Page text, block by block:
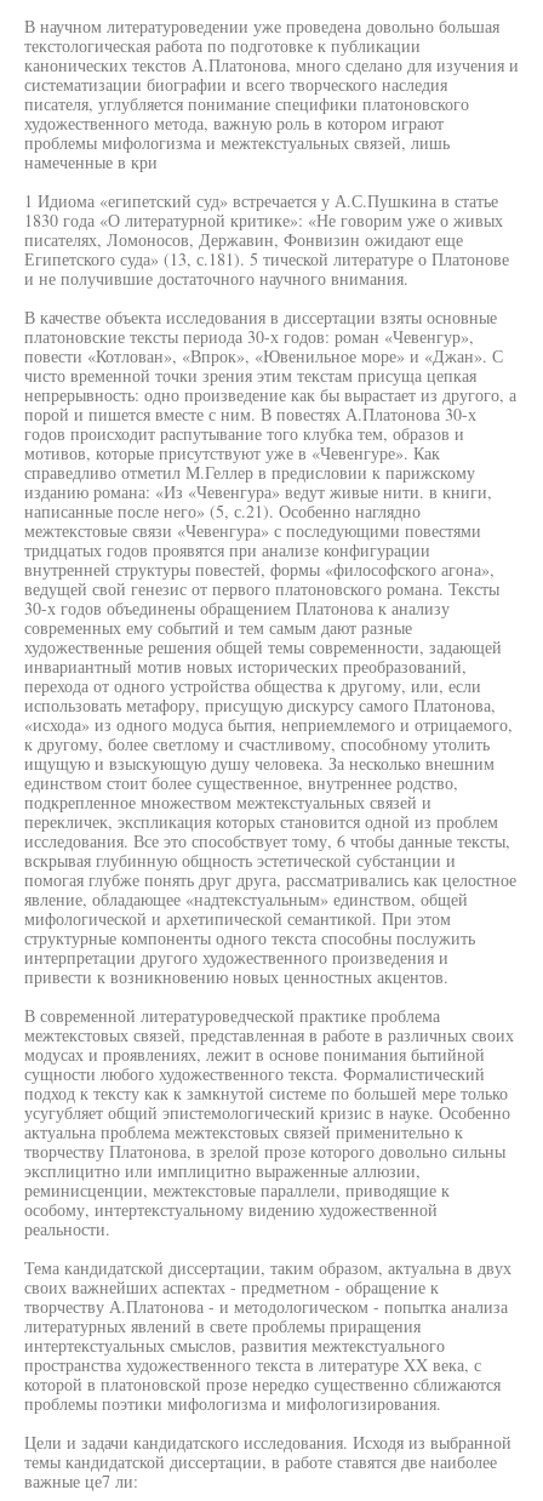
В научном литературоведении уже проведена довольно большая
текстологическая работа по подготовке к публикации
канонических текстов А.Платонова, много сделано для изучения и
систематизации биографии и всего творческого наследия
писателя, углубляется понимание специфики платоновского
художественного метода, важную роль в котором играют
проблемы мифологизма и межтекстуальных связей, лишь
намеченные в кри
1 Идиома «египетский суд» встречается у А.С.Пушкина в статье
1830 года «О литературной критике»: «Не говорим уже о живых
писателях, Ломоносов, Державин, Фонвизин ожидают еще
Египетского суда» (13, с.181). 5 тической литературе о Платонове
и не получившие достаточного научного внимания.
В качестве объекта исследования в диссертации взяты основные
платоновские тексты периода 30-х годов: роман «Чевенгур»,
повести «Котлован», «Впрок», «Ювенильное море» и «Джан». С
чисто временной точки зрения этим текстам присуща цепкая
непрерывность: одно произведение как бы вырастает из другого, а
порой и пишется вместе с ним. В повестях А.Платонова 30-х
годов происходит распутывание того клубка тем, образов и
мотивов, которые присутствуют уже в «Чевенгуре». Как
справедливо отметил М.Геллер в предисловии к парижскому
изданию романа: «Из «Чевенгура» ведут живые нити. в книги,
написанные после него» (5, с.21). Особенно наглядно
межтекстовые связи «Чевенгура» с последующими повестями
тридцатых годов проявятся при анализе конфигурации
внутренней структуры повестей, формы «философского агона»,
ведущей свой генезис от первого платоновского романа. Тексты
30-х годов объединены обращением Платонова к анализу
современных ему событий и тем самым дают разные
художественные решения общей темы современности, задающей
инвариантный мотив новых исторических преобразований,
перехода от одного устройства общества к другому, или, если
использовать метафору, присущую дискурсу самого Платонова,
«исхода» из одного модуса бытия, неприемлемого и отрицаемого,
к другому, более светлому и счастливому, способному утолить
ищущую и взыскующую душу человека. За несколько внешним
единством стоит более существенное, внутреннее родство,
подкрепленное множеством межтекстуальных связей и
перекличек, экспликация которых становится одной из проблем
исследования. Все это способствует тому, 6 чтобы данные тексты,
вскрывая глубинную общность эстетической субстанции и
помогая глубже понять друг друга, рассматривались как целостное
явление, обладающее «надтекстуальным» единством, общей
мифологической и архетипической семантикой. При этом
структурные компоненты одного текста способны послужить
интерпретации другого художественного произведения и
привести к возникновению новых ценностных акцентов.
В современной литературоведческой практике проблема
межтекстовых связей, представленная в работе в различных своих
модусах и проявлениях, лежит в основе понимания бытийной
сущности любого художественного текста. Формалистический
подход к тексту как к замкнутой системе по большей мере только
усугубляет общий эпистемологический кризис в науке. Особенно
актуальна проблема межтекстовых связей применительно к
творчеству Платонова, в зрелой прозе которого довольно сильны
эксплицитно или имплицитно выраженные аллюзии,
реминисценции, межтекстовые параллели, приводящие к
особому, интертекстуальному видению художественной
реальности.
Тема кандидатской диссертации, таким образом, актуальна в двух
своих важнейших аспектах - предметном - обращение к
творчеству А.Платонова - и методологическом - попытка анализа
литературных явлений в свете проблемы приращения
интертекстуальных смыслов, развития межтекстуального
пространства художественного текста в литературе XX века, с
которой в платоновской прозе нередко существенно сближаются
проблемы поэтики мифологизма и мифологизирования.
Цели и задачи кандидатского исследования. Исходя из выбранной
темы кандидатской диссертации, в работе ставятся две наиболее
важные це7 ли: